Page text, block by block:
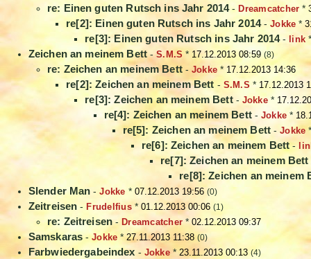
re: Einen guten Rutsch ins Jahr 2014- Dreamcatcher *
re[2]: Einen guten Rutsch ins Jahr 2014- Jokke *
re[3]: Einen guten Rutsch ins Jahr 2014- link
Zeichen an meinem Bett-S.M.S * 17.12.2013 08:59 (8)
re: Zeichen an meinem Bett- Jokke * 17.12.2013 14:36
re[2]: Zeichen an meinem Bett - S.M.S * 17.12.2013
re[3]: Zeichen an meinem Bett- Jokke*
re[4]: Zeichen an meinem Bett- Jokke *
re[5]: Zeichen an meinem Bett -Jokke
re[6]: Zeichen an meinem Bett -
re[7]: Zeichen an meinem Bett
re[8]: Zeichen an meinem
Slender Man -Jokke * 07.12.2013 19:56 (0)
Zeitreisen - Frudelfius* 01.12.2013 00:06 (1)
re: Zeitreisen- Dreamcatcher*02.12.2013 09:37
Samskaras-Jokke *27.11.2013 11:38 (0)
Farbwiedergabeindex - Jokke* 23.11.2013 00:13 (4)